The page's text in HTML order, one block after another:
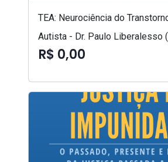
TEA: Neurociência do
Autista - Dr. Paulo Liberalesso
R$ 0,00